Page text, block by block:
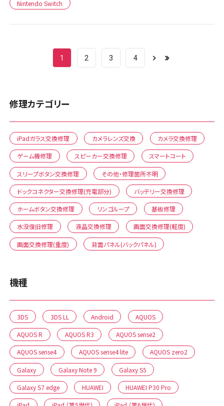
Nintendo Switch
1 2 3 4
修理カテゴリー
iPadガラス交換修理 カメラレンズ交換 カメラ交換修理
ゲーム機修理 スピーカー交換修理 スマートコート
スリープボタン交換修理 その他・修理箇所不明
ドックコネクター交換修理(充電部分) バッテリー交換修理
ホームボタン交換修理 リンゴループ 基板修理
水没復旧修理 液晶交換修理 画面交換修理(軽度)
画面交換修理(重度) 背面パネル(バックパネル)
機種
3DS 3DS LL Android AQUOS
AQUOS R AQUOS R3 AQUOS sense2
AQUOS sense4 AQUOS sense4 lite AQUOS zero2
Galaxy Galaxy Note 9 Galaxy S5
Galaxy S7 edge HUAWEI HUAWEI P30 Pro